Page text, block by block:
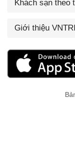
Khách sạn theo
Giới thiệu